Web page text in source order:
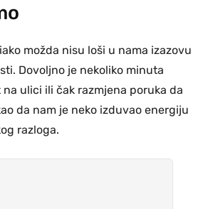
možda nisu loši u nama izazovu
Dovoljno je nekoliko minuta
ulici ili čak razmjena poruka da
da nam je neko izduvao energiju
razloga.